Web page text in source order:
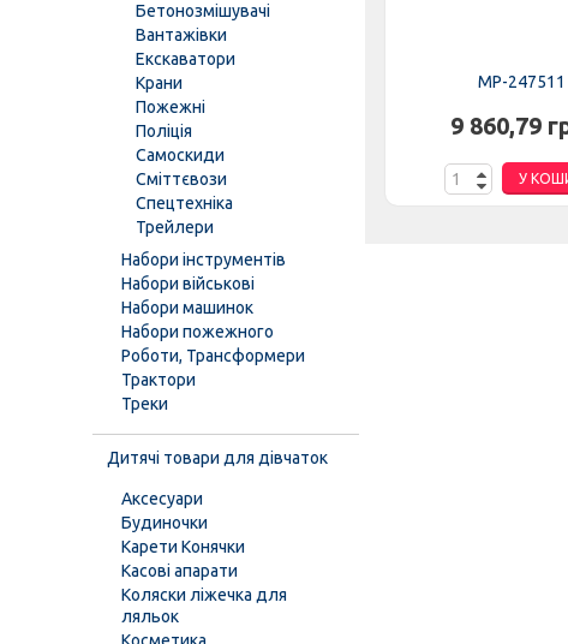
8 446,37 грн.
MP-247511
9 860,79
У
Бетонозмішувачі
Вантажівки
Екскаватори
Крани
Пожежні
Поліція
Самоскиди
Сміттєвози
Спецтехніка
Трейлери
Набори інструментів
Набори військові
Набори машинок
Набори пожежного
Роботи, Трансформери
Трактори
Треки
Дитячі товари для дівчаток
Аксесуари
Будиночки
Карети Конячки
Касові апарати
Коляски ліжечка для
ляльок